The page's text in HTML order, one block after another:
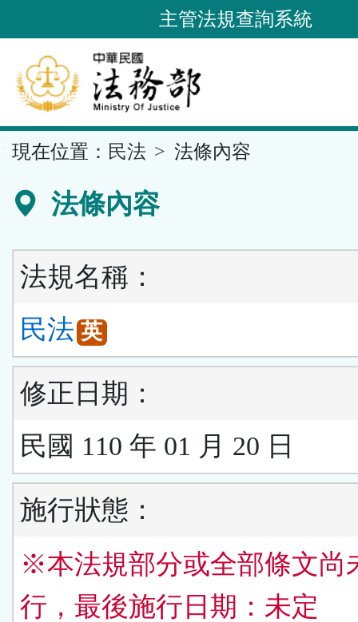
到
要
內
容
區
主管法規查詢系統
現在位置： 民法 法條內容
法條內容
法規名稱：
民法 英
修正日期：
民國 110 年 01 月 20 日
施行狀態：
※本法規部分或全部條文尚
行，最後施行日期：未定